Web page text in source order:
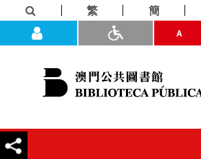
繁 簡
A